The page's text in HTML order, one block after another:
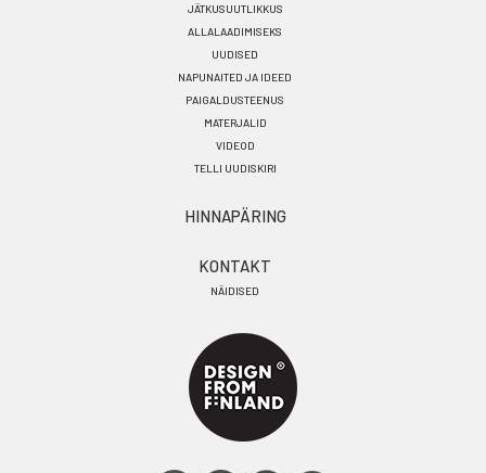
JÄTKUSUUTLIKKUS
ALLALAADIMISEKS
UUDISED
NAPUNAITED JA IDEED
PAIGALDUSTEENUS
MATERJALID
VIDEOD
TELLI UUDISKIRI
HINNAPÄRING
KONTAKT
NÄIDISED